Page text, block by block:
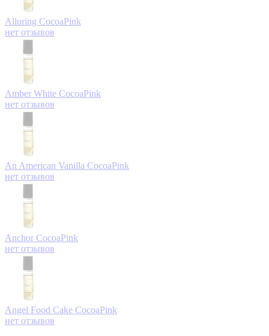
Alluring CocoaPink
нет отзывов
Amber White CocoaPink
нет отзывов
An American Vanilla CocoaPink
нет отзывов
Anchor CocoaPink
нет отзывов
Angel Food Cake CocoaPink
нет отзывов